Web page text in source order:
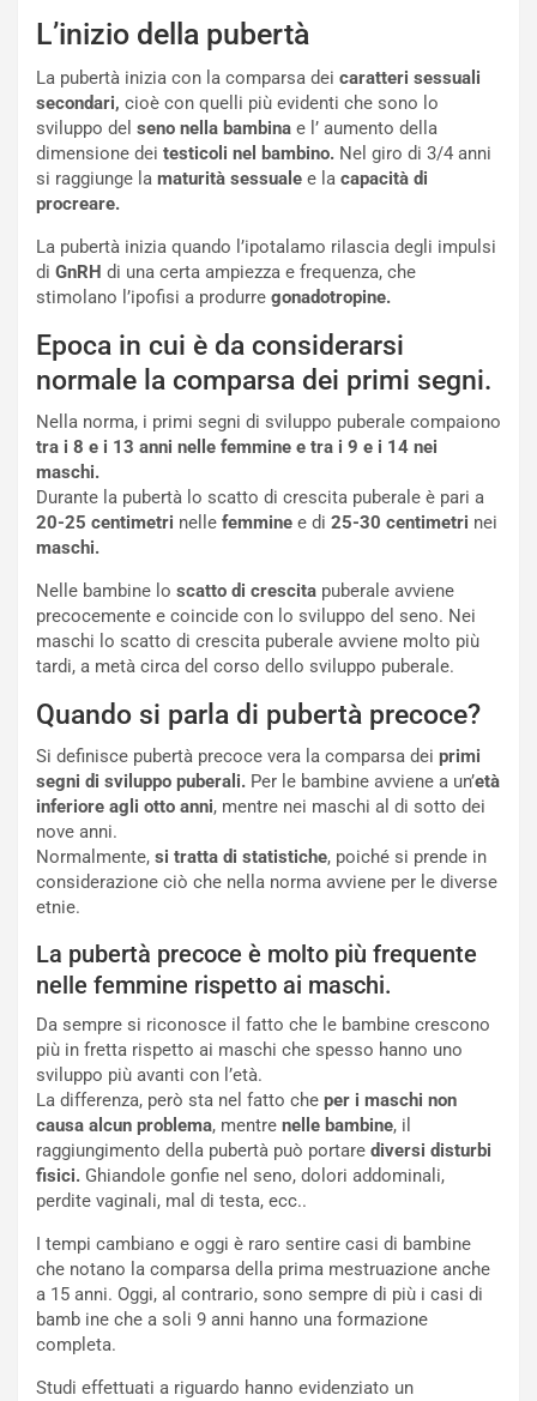
L’inizio della pubertà
La pubertà inizia con la comparsa dei caratteri sessuali
secondari, cioè con quelli più evidenti che sono lo
sviluppo del seno nella bambina e l’ aumento della
dimensione dei testicoli nel bambino. Nel giro di 3/4 anni
si raggiunge la maturità sessuale e la capacità di
procreare.
La pubertà inizia quando l’ipotalamo rilascia degli impulsi
di GnRH di una certa ampiezza e frequenza, che
stimolano l’ipofisi a produrre gonadotropine.
Epoca in cui è da considerarsi
normale la comparsa dei primi segni.
Nella norma, i primi segni di sviluppo puberale compaiono
tra i 8 e i 13 anni nelle femmine e tra i 9 e i 14 nei
maschi.
Durante la pubertà lo scatto di crescita puberale è pari a
20-25 centimetri nelle femmine e di 25-30 centimetri nei
maschi.
Nelle bambine lo scatto di crescita puberale avviene
precocemente e coincide con lo sviluppo del seno. Nei
maschi lo scatto di crescita puberale avviene molto più
tardi, a metà circa del corso dello sviluppo puberale.
Quando si parla di pubertà precoce?
Si definisce pubertà precoce vera la comparsa dei primi
segni di sviluppo puberali. Per le bambine avviene a un’età
inferiore agli otto anni, mentre nei maschi al di sotto dei
nove anni.
Normalmente, si tratta di statistiche, poiché si prende in
considerazione ciò che nella norma avviene per le diverse
etnie.
La pubertà precoce è molto più frequente
nelle femmine rispetto ai maschi.
Da sempre si riconosce il fatto che le bambine crescono
più in fretta rispetto ai maschi che spesso hanno uno
sviluppo più avanti con l’età.
La differenza, però sta nel fatto che per i maschi non
causa alcun problema, mentre nelle bambine, il
raggiungimento della pubertà può portare diversi disturbi
fisici. Ghiandole gonfie nel seno, dolori addominali,
perdite vaginali, mal di testa, ecc..
I tempi cambiano e oggi è raro sentire casi di bambine
che notano la comparsa della prima mestruazione anche
a 15 anni. Oggi, al contrario, sono sempre di più i casi di
bamb ine che a soli 9 anni hanno una formazione
completa.
Studi effettuati a riguardo hanno evidenziato un